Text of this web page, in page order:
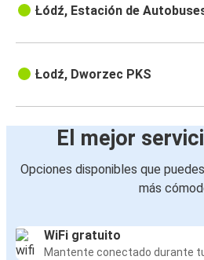
Łódź, Estación de
Łodź, Dworzec PKS
El mejor
Opciones disponibles que
más
WiFi gratuito
Mantente conectado durante